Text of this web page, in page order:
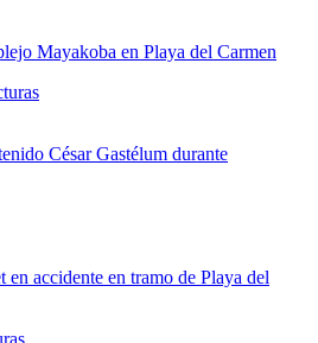
Mayakoba en Playa del Carmen
César Gastélum durante
en accidente en tramo de Playa del